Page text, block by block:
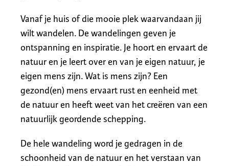
Vanaf je huis of die mooie plek waarvandaan jij
wilt wandelen. De wandelingen geven je
ontspanning en inspiratie. Je hoort en ervaart de
natuur en je leert over en van je eigen natuur, je
eigen mens zijn. Wat is mens zijn? Een
gezond(en) mens ervaart rust en eenheid met
de natuur en heeft weet van het creëren van een
natuurlijk geordende schepping.
De hele wandeling word je gedragen in de
schoonheid van de natuur en het verstaan van